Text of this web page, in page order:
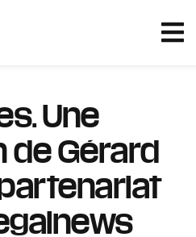
Une
de Gérard
partenariat